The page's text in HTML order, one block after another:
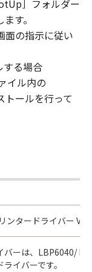
］フォルダー
す。
面の指示に従い
る場合
イル内の
トールを行って
ンタードライバー
バーは、LBP6040/
イバーです。